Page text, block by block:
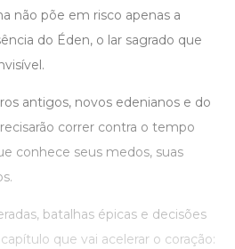
não põe em risco apenas a
do Éden, o lar sagrado que
antigos, novos edenianos e do
correr contra o tempo
conhece seus medos, suas
batalhas épicas e decisões
que vai acelerar o coração: